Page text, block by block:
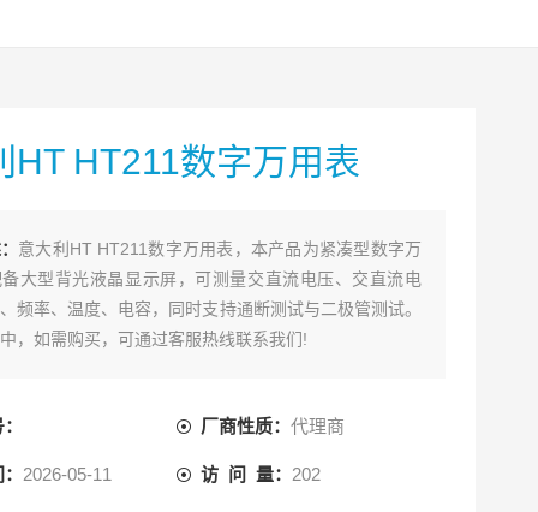
HT HT211数字万用表
意大利HT HT211数字万用表，本产品为紧凑型数字万
大型背光液晶显示屏，可测量交直流电压、交直流电
频率、温度、电容，同时支持通断测试与二极管测试。
，如需购买，可通过客服热线联系我们!
厂商性质：代理商
2026-05-11 访 问 量： 202